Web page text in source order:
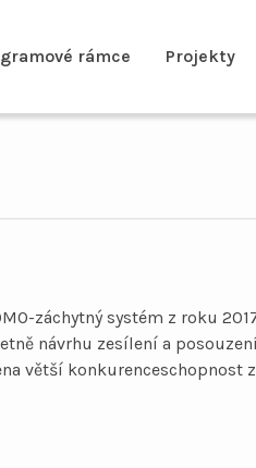
rámce Projekty
záchytný systém z roku
návrhu zesílení a
větší konkurenceschopnost